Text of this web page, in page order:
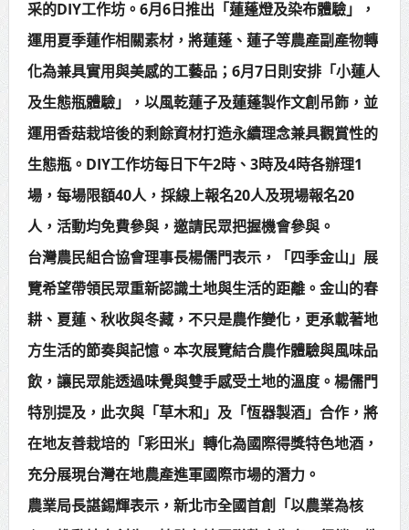
采的DIY工作坊。6月6日推出「蓮蓬燈及染布體驗」，
運用夏季蓮作相關素材，將蓮蓬、蓮子等農產副產物轉
化為兼具實用與美感的工藝品；6月7日則安排「小蓮人
及生態瓶體驗」，以風乾蓮子及蓮蓬製作文創吊飾，並
運用香菇栽培後的剩餘資材打造永續理念兼具觀賞性的
生態瓶。DIY工作坊每日下午2時、3時及4時各辦理1
場，每場限額40人，採線上報名20人及現場報名20
人，活動均免費參與，邀請民眾把握機會參與。
台灣農民組合協會理事長楊儒門表示，「四季金山」展
覽希望帶領民眾重新認識土地與生活的距離。金山的春
耕、夏蓮、秋收與冬藏，不只是農作變化，更承載著地
方生活的節奏與記憶。本次展覽結合農作體驗與風味品
飲，讓民眾能透過味覺與雙手感受土地的溫度。楊儒門
特別提及，此次與「草木和」及「恆器製酒」合作，將
在地友善栽培的「彩田米」轉化為國際得獎特色地酒，
充分展現台灣在地農產進軍國際市場的潛力。
農業局長諶錫輝表示，新北市全國首創「以農業為核